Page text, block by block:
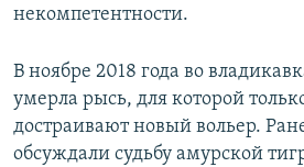
некомпетентности.
В ноябре 2018 года во
умерла рысь, для которой
достраивают новый вольер.
обсуждали судьбу амурской